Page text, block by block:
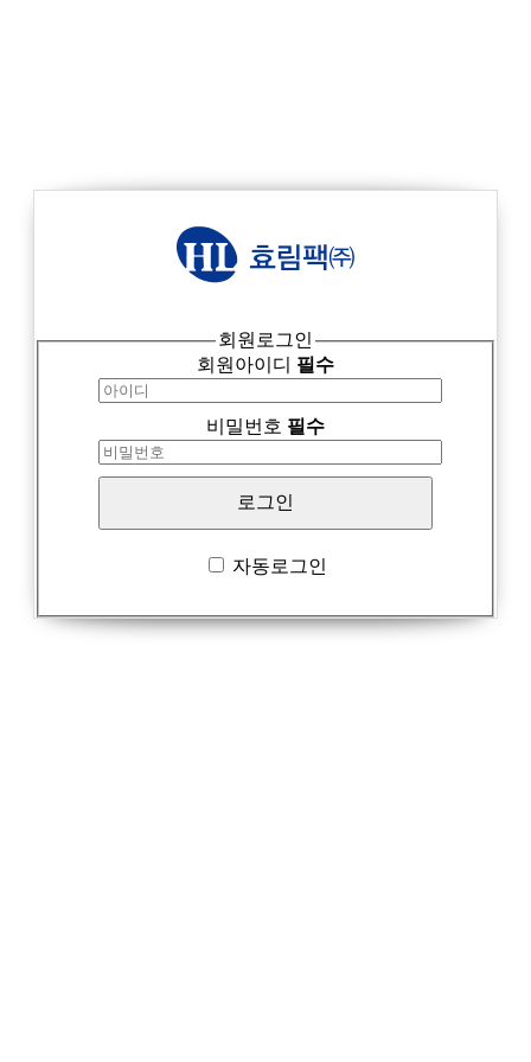
회원로그인
회원아이디 필수
비밀번호 필수
자동로그인